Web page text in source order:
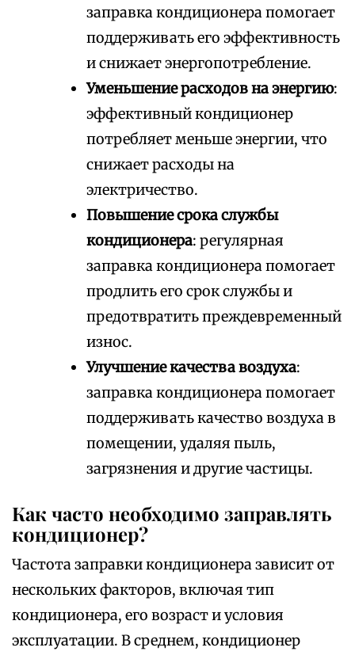
заправка кондиционера помогает
поддерживать его эффективность
и снижает энергопотребление.
Уменьшение расходов на энергию:
эффективный кондиционер
потребляет меньше энергии, что
снижает расходы на
электричество.
Повышение срока службы
кондиционера: регулярная
заправка кондиционера помогает
продлить его срок службы и
предотвратить преждевременный
износ.
Улучшение качества воздуха:
заправка кондиционера помогает
поддерживать качество воздуха в
помещении, удаляя пыль,
загрязнения и другие частицы.
Как часто необходимо заправлять
кондиционер?
Частота заправки кондиционера зависит от
нескольких факторов, включая тип
кондиционера, его возраст и условия
эксплуатации. В среднем, кондиционер